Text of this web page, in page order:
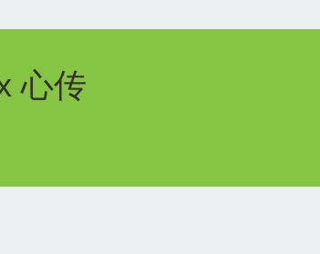
心传